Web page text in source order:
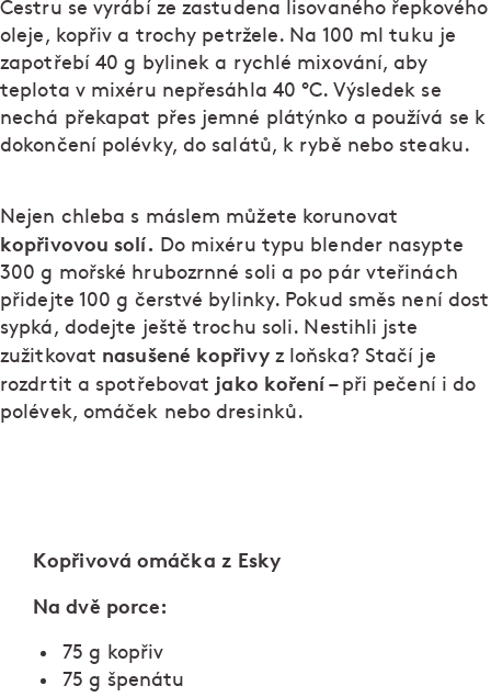
Čestru se vyrábí ze zastudena lisovaného řepkového
oleje, kopřiv a trochy petržele. Na 100 ml tuku je
zapotřebí 40 g bylinek a rychlé mixování, aby
teplota v mixéru nepřesáhla 40 °C. Výsledek se
nechá překapat přes jemné plátýnko a používá se k
dokončení polévky, do salátů, k rybě nebo steaku.
Nejen chleba s máslem můžete korunovat
kopřivovou solí. Do mixéru typu blender nasypte
300 g mořské hrubozrnné soli a po pár vteřinách
přidejte 100 g čerstvé bylinky. Pokud směs není dost
sypká, dodejte ještě trochu soli. Nestihli jste
zužitkovat nasušené kopřivyz loňska? Stačí je
rozdrtit a spotřebovat jako koření – při pečení i do
polévek, omáček nebo dresinků.
Kopřivová omáčka z Esky
Na dvě porce:
75 g kopřiv
75 g špenátu